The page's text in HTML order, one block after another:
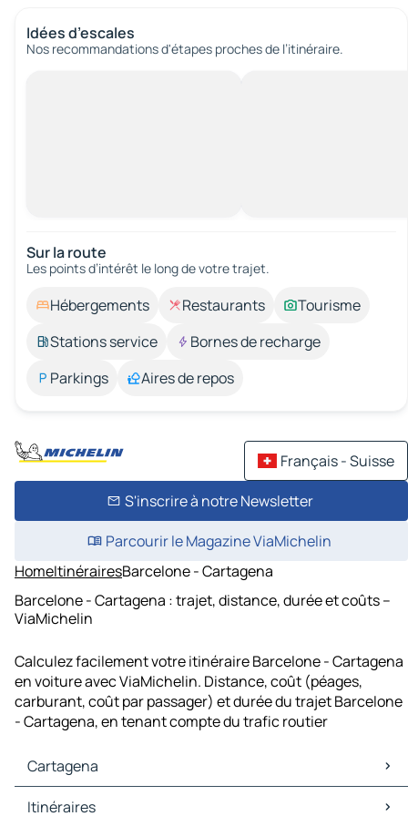
Idées d’escales
Nos recommandations d'étapes proches de l’itinéraire.
Sur la route
Les points d’intérêt le long de votre trajet.
Hébergements Restaurants
Tourisme
Stations service
Bornes de recharge
Parkings
Aires de repos
Français - Suisse
S'inscrire à notre Newsletter
Parcourir le Magazine ViaMichelin
HomeItinérairesBarcelone - Cartagena
Barcelone - Cartagena : trajet, distance, durée et coûts –
ViaMichelin
Calculez facilement votre itinéraire Barcelone - Cartagena
en voiture avec ViaMichelin. Distance, coût (péages,
carburant, coût par passager) et durée du trajet Barcelone
- Cartagena, en tenant compte du trafic routier
Cartagena
Cartagena Cartes et plans
Itinéraires